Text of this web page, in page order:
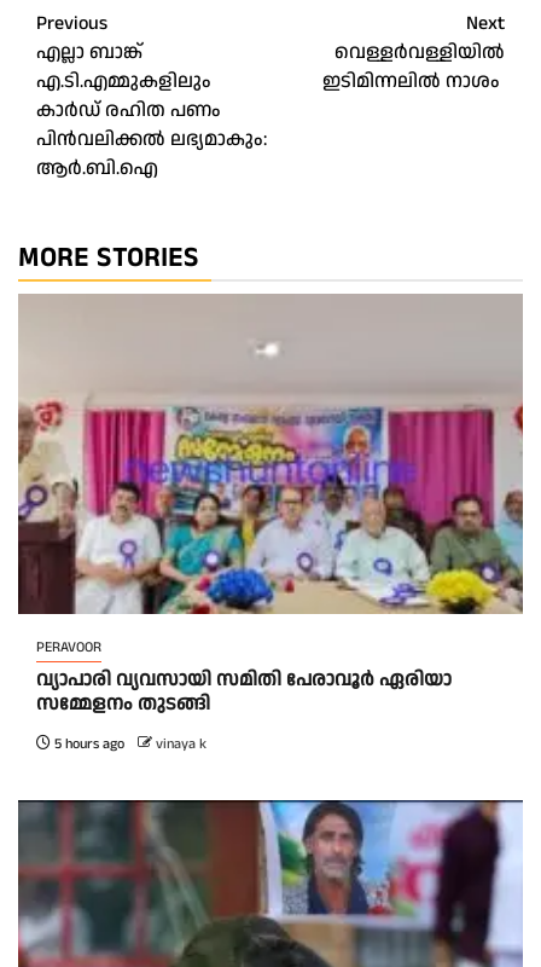
Post
navigation
Previous
എല്ലാ ബാങ്ക്
എ.ടി.എമ്മുകളിലും
കാര്‍ഡ് രഹിത പണം
പിന്‍വലിക്കല്‍ ലഭ്യമാകും:
ആര്‍.ബി.ഐ
Next
വെള്ളർവള്ളിയിൽ
ഇടിമിന്നലിൽ നാശം
MORE STORIES
PERAVOOR
വ്യാപാരി വ്യവസായി സമിതി പേരാവൂർ ഏരിയാ
സമ്മേളനം തുടങ്ങി
5 hours ago vinaya k